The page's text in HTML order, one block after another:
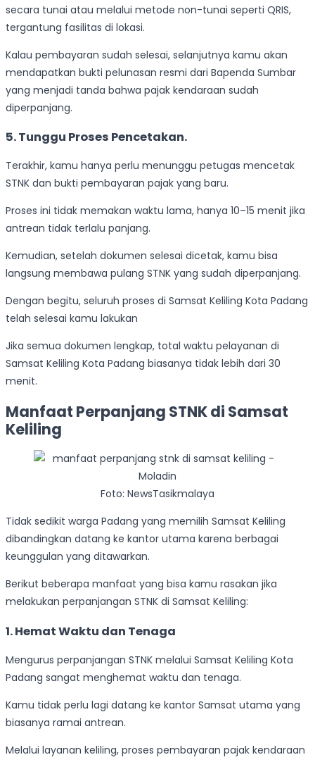
secara tunai atau melalui metode non-tunai seperti QRIS,
tergantung fasilitas di lokasi.
Kalau pembayaran sudah selesai, selanjutnya kamu akan
mendapatkan bukti pelunasan resmi dari Bapenda Sumbar
yang menjadi tanda bahwa pajak kendaraan sudah
diperpanjang.
5.Tunggu Proses Pencetakan.
Terakhir, kamu hanya perlu menunggu petugas mencetak
STNK dan bukti pembayaran pajak yang baru.
Proses ini tidak memakan waktu lama, hanya 10–15 menit jika
antrean tidak terlalu panjang.
Kemudian, setelah dokumen selesai dicetak, kamu bisa
langsung membawa pulang STNK yang sudah diperpanjang.
Dengan begitu, seluruh proses di Samsat Keliling Kota Padang
telah selesai kamu lakukan
Jika semua dokumen lengkap, total waktu pelayanan di
Samsat Keliling Kota Padang biasanya tidak lebih dari 30
menit.
Manfaat Perpanjang STNK di Samsat
Keliling
Foto: NewsTasikmalaya
Tidak sedikit warga Padang yang memilih Samsat Keliling
dibandingkan datang ke kantor utama karena berbagai
keunggulan yang ditawarkan.
Berikut beberapa manfaat yang bisa kamu rasakan jika
melakukan perpanjangan STNK di Samsat Keliling:
1.Hemat Waktu dan Tenaga
Mengurus perpanjangan STNK melalui Samsat Keliling Kota
Padang sangat menghemat waktu dan tenaga.
Kamu tidak perlu lagi datang ke kantor Samsat utama yang
biasanya ramai antrean.
Melalui layanan keliling, proses pembayaran pajak kendaraan